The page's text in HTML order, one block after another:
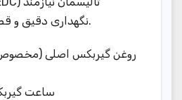
نگهداری دقیق و قطعات باکیفیت است.
روغن گیربکس اصلی
ساعت